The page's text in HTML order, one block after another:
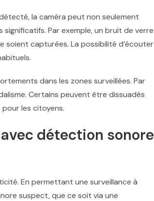
la caméra peut non seulement
Par exemple, un bruit de verre
soient capturées. La possibilité d’écouter
dans les zones surveillées. Par
Certains peuvent être dissuadés
les citoyens.
détection sonore
En permettant une surveillance à
suspect, que ce soit via une